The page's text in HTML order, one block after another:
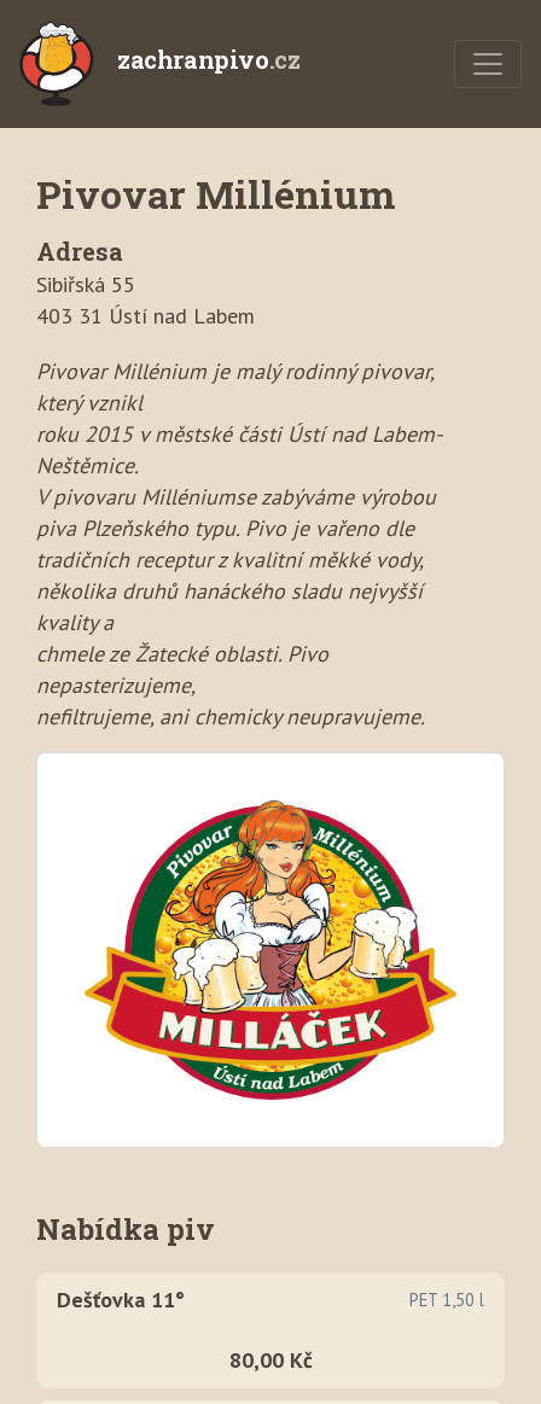
zachranpivo.cz
Pivovar Millénium
Adresa
Sibiřská 55
403 31 Ústí nad Labem
Pivovar Millénium je malý rodinný pivovar,
který vznikl
roku 2015 v městské části Ústí nad Labem-
Neštěmice.
V pivovaru Milléniumse zabýváme výrobou
piva Plzeňského typu. Pivo je vařeno dle
tradičních receptur z kvalitní měkké vody,
několika druhů hanáckého sladu nejvyšší
kvality a
chmele ze Žatecké oblasti. Pivo
nepasterizujeme,
nefiltrujeme, ani chemicky neupravujeme.
Nabídka piv
Dešťovka 11° PET 1,50 l
80,00 Kč